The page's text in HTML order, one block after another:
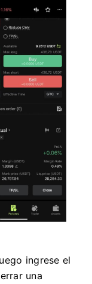
ingrese el
una